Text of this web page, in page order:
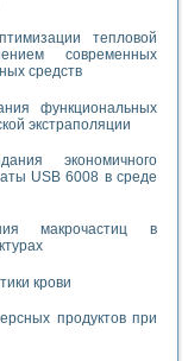
тепловой
современных
средств
функциональных
экстраполяции
экономичного
USB 6008 в среде
макрочастиц в
крови
продуктов при